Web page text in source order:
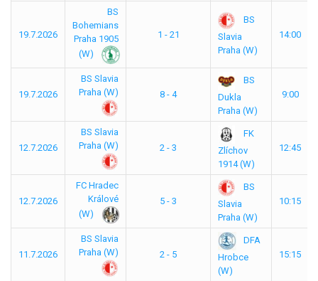
19.7.2026
BS
Bohemians
Praha 1905
(W)
1 - 21
BS
Slavia
Praha (W)
14:00
19.7.2026
BS Slavia
Praha (W)
8 - 4
BS
Dukla
Praha (W)
9:00
12.7.2026
BS Slavia
Praha (W)
2 - 3
FK
Zlíchov
1914 (W)
12:45
12.7.2026
FC Hradec
Králové
(W)
5 - 3
BS
Slavia
Praha (W)
10:15
11.7.2026
BS Slavia
Praha (W)
2 - 5
DFA
Hrobce
(W)
15:15